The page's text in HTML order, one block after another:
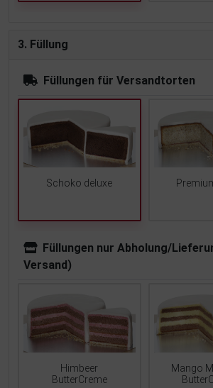
3. Füllung
Füllungen für Versandtorten
Schoko deluxe
Füllungen nur Abholung/
Versand)
Himbeer
ButterCreme
Mango